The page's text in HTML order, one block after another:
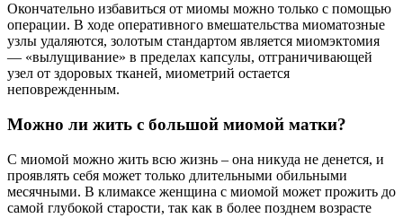
Окончательно избавиться от миомы можно только с помощью
операции. В ходе оперативного вмешательства миоматозные
узлы удаляются, золотым стандартом является миомэктомия
— «вылущивание» в пределах капсулы, отграничивающей
узел от здоровых тканей, миометрий остается
неповрежденным.
Можно ли жить с большой миомой матки?
С миомой можно жить всю жизнь – она никуда не денется, и
проявлять себя может только длительными обильными
месячными. В климаксе женщина с миомой может прожить до
самой глубокой старости, так как в более позднем возрасте